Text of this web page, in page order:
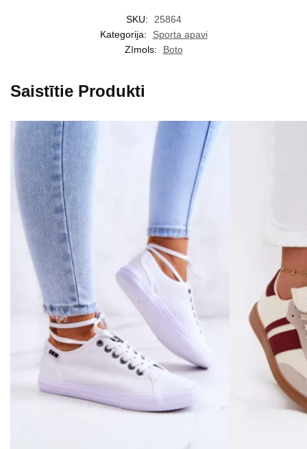
SKU:
25864
Kategorija:
Sporta apavi
Zīmols:
Boto
Saistītie Produkti